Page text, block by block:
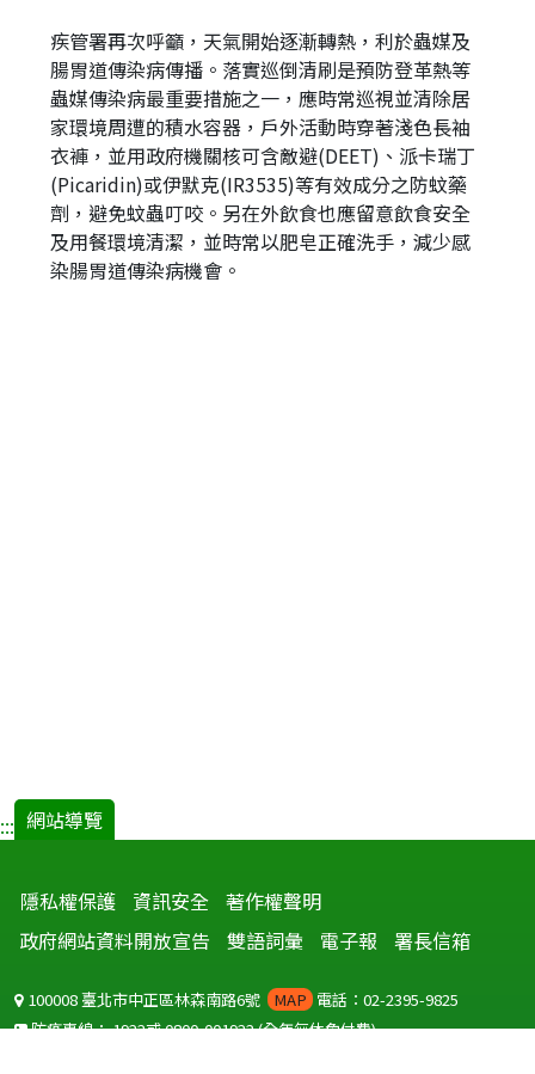
疾管署再次呼籲，天氣開始逐漸轉熱，利於蟲媒及
腸胃道傳染病傳播。落實巡倒清刷是預防登革熱等
蟲媒傳染病最重要措施之一，應時常巡視並清除居
家環境周遭的積水容器，戶外活動時穿著淺色長袖
衣褲，並用政府機關核可含敵避(DEET)、派卡瑞丁
(Picaridin)或伊默克(IR3535)等有效成分之防蚊藥
劑，避免蚊蟲叮咬。另在外飲食也應留意飲食安全
及用餐環境清潔，並時常以肥皂正確洗手，減少感
染腸胃道傳染病機會。
::: 網站導覽
隱私權保護 資訊安全 著作權聲明
政府網站資料開放宣告
雙語詞彙 電子報 署長信箱
100008 臺北市中正區林森南路6號 MAP 電話：02-2395-9825
防疫專線：1922或0800-001922(全年無休免付費)